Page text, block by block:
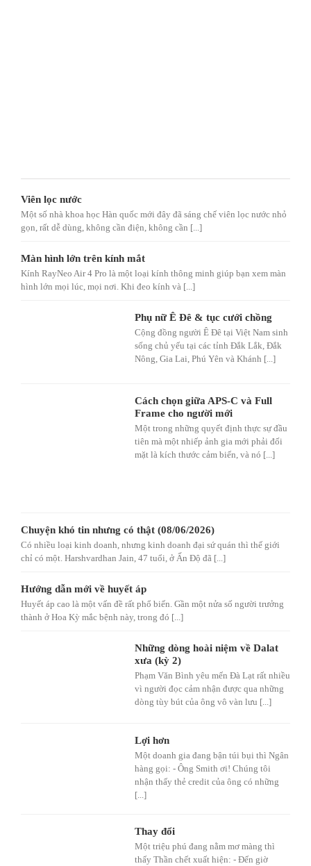
Viên lọc nước
Một số nhà khoa học Hàn quốc mới đây đã sáng chế viên lọc nước nhỏ
gọn, rất dễ dùng, không cần điện, không cần [...]
Màn hình lớn trên kính mắt
Kính RayNeo Air 4 Pro là một loại kính thông minh giúp bạn xem màn
hình lớn mọi lúc, mọi nơi. Khi đeo kính và [...]
Phụ nữ Ê Đê & tục cưới chồng
Cộng đồng người Ê Đê tại Việt Nam sinh
sống chủ yếu tại các tỉnh Đắk Lắk, Đắk
Nông, Gia Lai, Phú Yên và Khánh [...]
Cách chọn giữa APS-C và Full
Frame cho người mới
Một trong những quyết định thực sự đầu
tiên mà một nhiếp ảnh gia mới phải đối
mặt là kích thước cảm biến, và nó [...]
Chuyện khó tin nhưng có thật (08/06/2026)
Có nhiều loại kinh doanh, nhưng kinh doanh đại sứ quán thì thế giới
chỉ có một. Harshvardhan Jain, 47 tuổi, ở Ấn Độ đã [...]
Hướng dẫn mới về huyết áp
Huyết áp cao là một vấn đề rất phổ biến. Gần một nửa số người trưởng
thành ở Hoa Kỳ mắc bệnh này, trong đó [...]
Những dòng hoài niệm về Dalat
xưa (kỳ 2)
Phạm Văn Bình yêu mến Đà Lạt rất nhiều
vì người đọc cảm nhận được qua những
dòng tùy bút của ông vô vàn lưu [...]
Lợi hơn
Một doanh gia đang bận túi bụi thì Ngân
hàng gọi: - Ông Smith ơi! Chúng tôi
nhận thấy thẻ credit của ông có những
[...]
Thay đổi
Một triệu phú đang nằm mơ màng thì
thấy Thần chết xuất hiện: - Đến giờ